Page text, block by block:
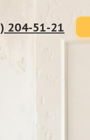
204-51-21